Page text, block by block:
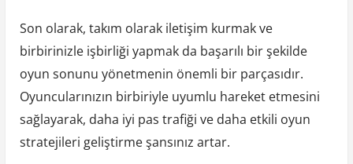
Son olarak, takım olarak iletişim kurmak ve
birbirinizle işbirliği yapmak da başarılı bir şekilde
oyun sonunu yönetmenin önemli bir parçasıdır.
Oyuncularınızın birbiriyle uyumlu hareket etmesini
sağlayarak, daha iyi pas trafiği ve daha etkili oyun
stratejileri geliştirme şansınız artar.